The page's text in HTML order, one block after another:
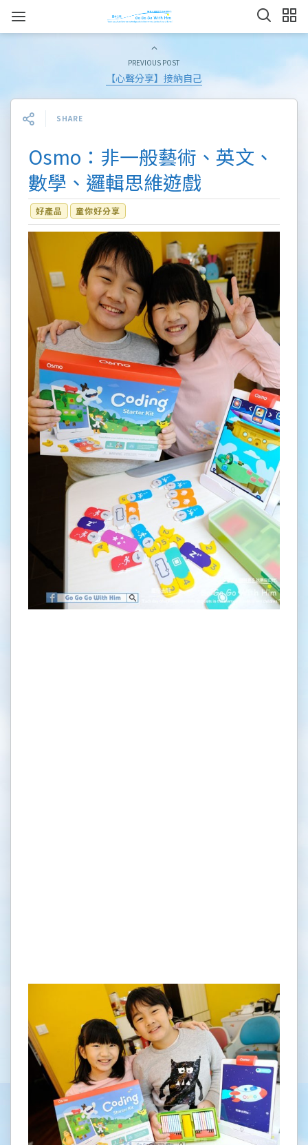
PREVIOUS POST
【心聲分享】接納自己
SHARE
Osmo：非一般藝術、英文、
數學、邏輯思維遊戲
好產品 童你好分享